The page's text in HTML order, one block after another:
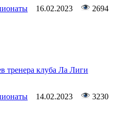
16.02.2023 2694
тренера клуба Ла Лиги
14.02.2023 3230